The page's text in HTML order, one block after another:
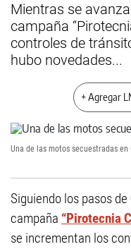
Mientras se
campaña
controles de
hubo novedades...
+ Agregar
Una de las motos secuestradas en
Siguiendo los pasos de
campaña “Pirotecnia
se incrementan los